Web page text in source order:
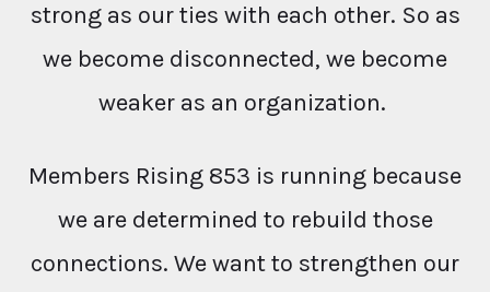
strong as our ties with each other. So as
we become disconnected, we become
weaker as an organization.
Members Rising 853 is running because
we are determined to rebuild those
connections. We want to strengthen our